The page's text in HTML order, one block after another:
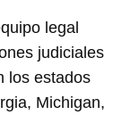
legal
judiciales
los estados
Michigan,